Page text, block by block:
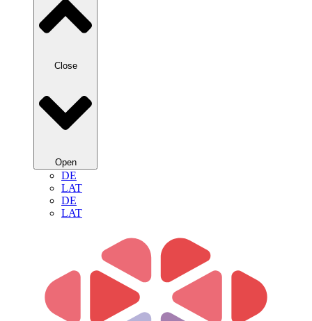
Close
Open
DE
LAT
DE
LAT